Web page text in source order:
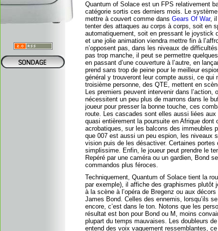
Quantum of Solace est un FPS relativement
catégorie sortis ces derniers mois. Le
mettre à couvert comme dans Gears Of War, il
tenter des attaques au corps à corps, soit en
automatiquement, soit en pressant le joystick
et une jolie animation viendra mettre fin à
n’opposent pas, dans les niveaux de
pas trop manche, il peut se permettre
en passant d’une couverture à l’autre, en
prend sans trop de peine pour le meilleur
général y trouveront leur compte aussi, ce
troisième personne, des QTE, mettent en
Les premiers peuvent intervenir dans
nécessitent un peu plus de marrons dans le
joueur pour presser la bonne touche, ces
route. Les cascades sont elles aussi liées
quasi entièrement la poursuite en Afrique
acrobatiques, sur les balcons des immeubles
que 007 est aussi un peu espion, les niveaux
vision puis de les désactiver. Certaines portes
simplissime. Enfin, le joueur peut prendre le
Repéré par une caméra ou un gardien, Bond
commandos plus féroces.
Techniquement, Quantum of Solace tient la
par exemple), il affiche des graphismes plutôt
à la scène à l’opéra de Bregenz ou aux
James Bond. Celles des ennemis, lorsqu’ils
encore, c’est dans le ton. Notons que les
résultat est bon pour Bond ou M, moins
plupart du temps mauvaises. Les doubleurs
entend des voix vaguement ressemblantes,